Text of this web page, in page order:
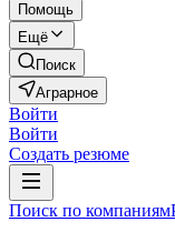
Помощь
Ещё
Поиск
Аграрное
Войти
Войти
Создать резюме
Поиск по компаниям